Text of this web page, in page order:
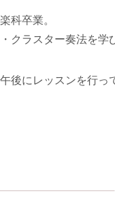
科卒業。
クラスター奏法を学
後にレッスンを行っ